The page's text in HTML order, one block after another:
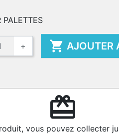
PALETTES
+  AJOUTER
redeem
vous pouvez collecter